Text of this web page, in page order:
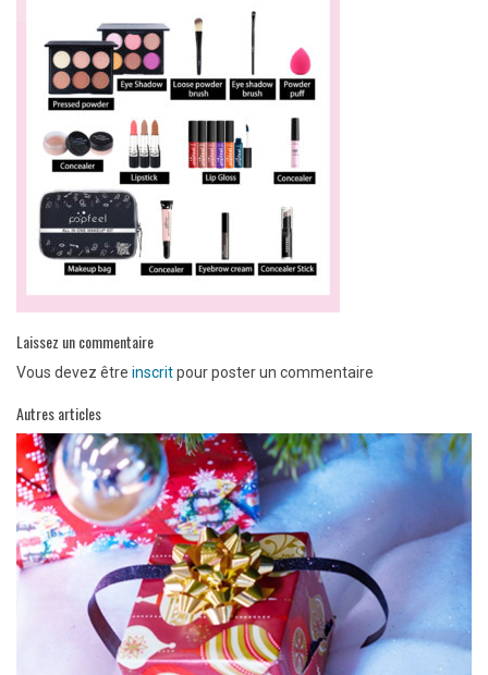
Laissez un commentaire
Vous devez être inscritpour poster un commentaire
Autres articles